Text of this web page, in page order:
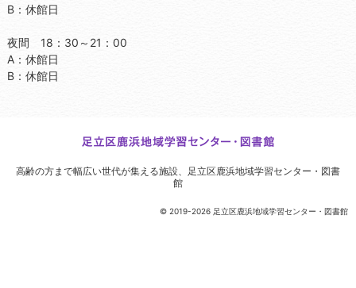
B：休館日
夜間 18：30～21：00
A：休館日
B：休館日
© 2019-2026 足立区鹿浜地域学習センター・図書館
高齢の方まで幅広い世代が集える施設、
足立区鹿浜地域学習センター・図書
館